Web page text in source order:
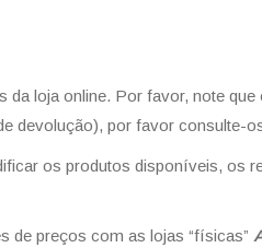
loja online. Por favor, note que
devolução), por favor consulte-
os produtos disponíveis, os
de preços com as lojas “físicas”